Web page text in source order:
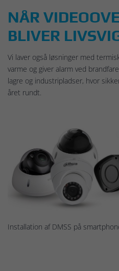
NÅR
BLIVER
Vi laver også løsninger med
varme og giver alarm ved
lagre og industripladser, hvor
året rundt.
Installation af DMSS på